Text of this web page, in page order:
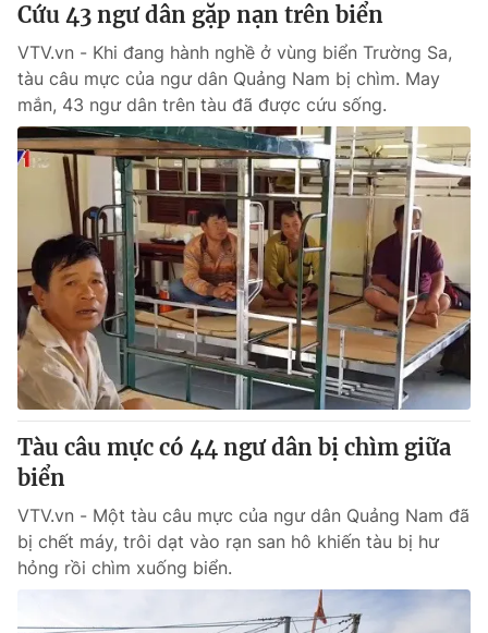
Cứu 43 ngư dân gặp nạn trên biển
VTV.vn - Khi đang hành nghề ở vùng biển Trường Sa,
tàu câu mực của ngư dân Quảng Nam bị chìm. May
mắn, 43 ngư dân trên tàu đã được cứu sống.
Tàu câu mực có 44 ngư dân bị chìm giữa
biển
VTV.vn - Một tàu câu mực của ngư dân Quảng Nam đã
bị chết máy, trôi dạt vào rạn san hô khiến tàu bị hư
hỏng rồi chìm xuống biển.